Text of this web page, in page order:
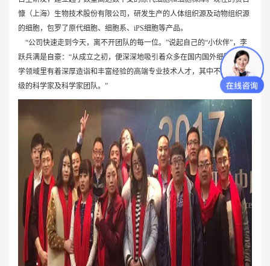
慷（上海）生物技术股份有限公司，研发生产的人体组织源及动物组织源
的细胞，包罗了原代细胞、细胞系、iPS细胞等产品。
“公司快速走到今天，离不开团队的每一位。”说起自己的“小伙伴”，李
跃兵满是自豪：“从成立之初，便深深地吸引着众多在国内国外细胞生物
学领域里有着深厚造诣和丰富经验的高端专业技术人才，其中不乏国际顶
级的科学家及科学家团队。”